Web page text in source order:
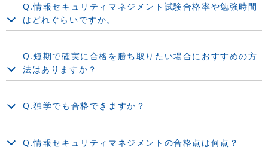
Q.情報セキュリティマネジメント試験合格率や勉強時間
はどれぐらいですか。
Q.短期で確実に合格を勝ち取りたい場合におすすめの方
法はありますか？
Q.独学でも合格できますか？
Q.情報セキュリティマネジメントの合格点は何点？